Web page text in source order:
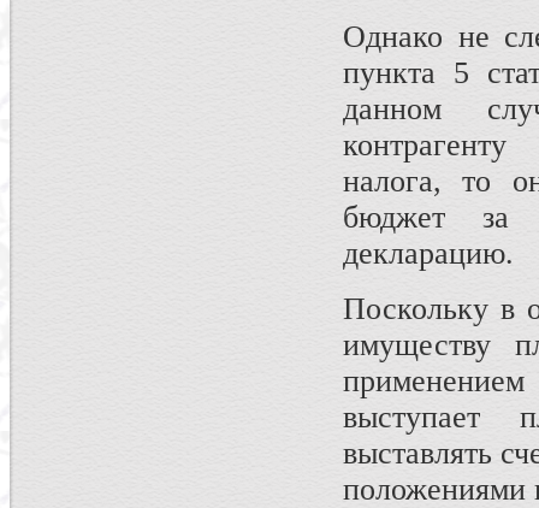
Однако не
пункта 5
данном
налога, то
бюджет за
декларацию.
Поскольку в
имуществу
применением
выступает
выставлять